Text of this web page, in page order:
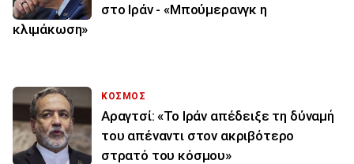
στο Ιράν - «Μπούμερανγκ η
κλιμάκωση»
ΚΟΣΜΟΣ
Αραγτσί: «Το Ιράν απέδειξε τη δύναμή
του απέναντι στον ακριβότερο
στρατό του κόσμου»